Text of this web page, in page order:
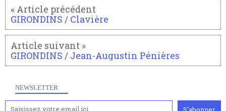
GIRONDINS / Clavière
GIRONDINS / Jean-Augustin Pénières
NEWSLETTER